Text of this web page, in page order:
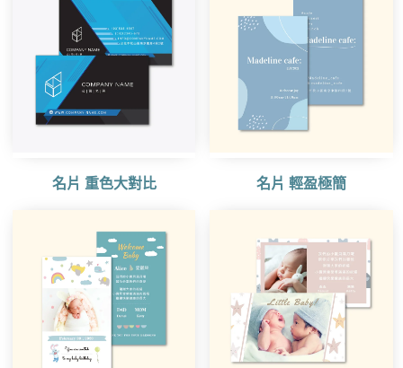
名片 重色大對比 名片 輕盈極簡